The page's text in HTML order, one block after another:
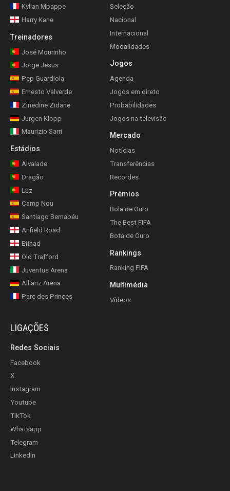
Kylian Mbappe
Harry Kane
Treinadores
José Mourinho
Jorge Jesus
Pep Guardiola
Ernesto Valverde
Zinedine Zidane
Jurgen Klopp
Maurizio Sarri
Estádios
Alvalade
Dragão
Luz
Camp Nou
Santiago Bernabéu
Anfield Road
Etihad
Old Trafford
Juventus Arena
Allianz Arena
Parc des Princes
Seleção
Nacional
Internacional
Modalidades
Jogos
Agenda
Jogos em direto
Probabilidades
Jogos na televisão
Mercado
Notícias
Transferências
Recordes
Prémios
Bola de Ouro
The Best FIFA
Bota de Ouro
Rankings
Ranking FIFA
Multimédia
Vídeos
LIGAÇÕES
Redes Sociais
Facebook
X
Instagram
Youtube
TikTok
Whatsapp
Telegram
Linkedin